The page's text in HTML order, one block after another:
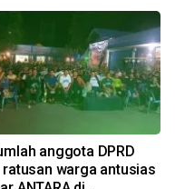
anggota DPRD
ratusan warga antusias